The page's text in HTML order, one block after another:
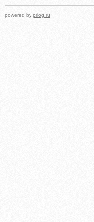
powered by prlog.ru